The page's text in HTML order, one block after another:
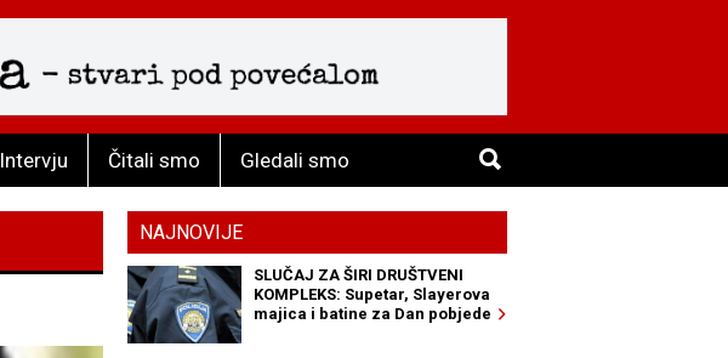
Intervju Čitali smo Gledali smo
NAJNOVIJE
SLUČAJ ZA ŠIRI DRUŠTVENI
KOMPLEKS: Supetar, Slayerova
majica i batine za Dan pobjede